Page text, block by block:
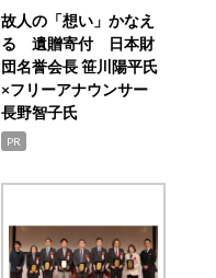
故人の「想い」かなえ
る 遺贈寄付 日本財
団名誉会長 笹川陽平氏
×フリーアナウンサー
長野智子氏
PR